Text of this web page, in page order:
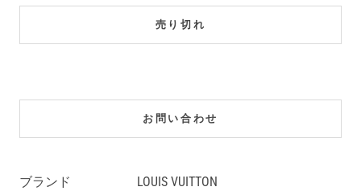
売り切れ
お問い合わせ
ブランド LOUIS VUITTON